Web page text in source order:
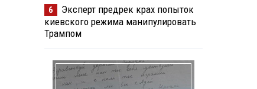
6
Эксперт предрек крах попыток
киевского режима манипулировать
Трампом